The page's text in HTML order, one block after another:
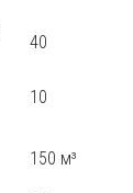
40
10
150 м³